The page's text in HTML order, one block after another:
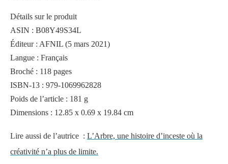
Détails sur le produit
ASIN : B08Y49S34L
Éditeur : AFNIL (5 mars 2021)
Langue : Français
Broché : 118 pages
ISBN-13 : 979-1069962828
Poids de l’article : 181 g
Dimensions : 12.85 x 0.69 x 19.84 cm
Lire aussi de l’autrice : L’Arbre, une histoire d’inceste où la
créativité n’a plus de limite.